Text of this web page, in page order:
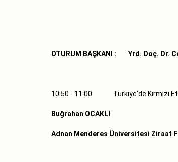
OTURUM BAŞKANI : Yrd. Doç. Dr.
10:50 - 11:00 Türkiye‘de Kırmızı
Buğrahan OCAKLI
Adnan Menderes Üniversitesi Ziraat